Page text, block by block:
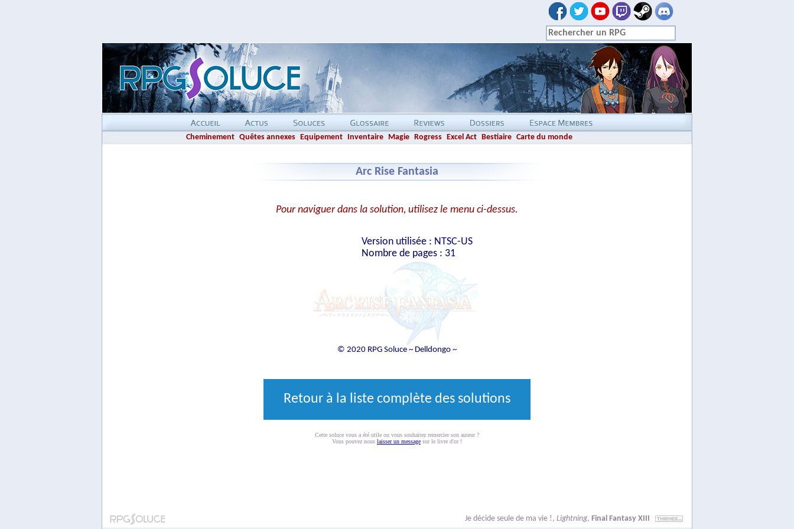
Cheminement Quêtes annexes Equipement Inventaire Magie Rogress Excel Act Bestiaire Carte du monde
Arc Rise Fantasia
Pour naviguer dans la solution, utilisez le menu ci-dessus.
Version utilisée : NTSC-US
Nombre de pages : 31
© 2020 RPG Soluce ~ Delldongo ~
Retour à la liste complète des solutions
Cette soluce vous a été utile ou vous souhaitez remercier son auteur ?
Vous pouvez nous laisser un message sur le livre d'or !
Je décide seule de ma vie ! , Lightning, Final Fantasy XIII